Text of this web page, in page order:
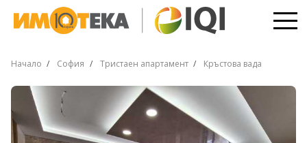
Начало София Тристаен апартамент Кръстова вада